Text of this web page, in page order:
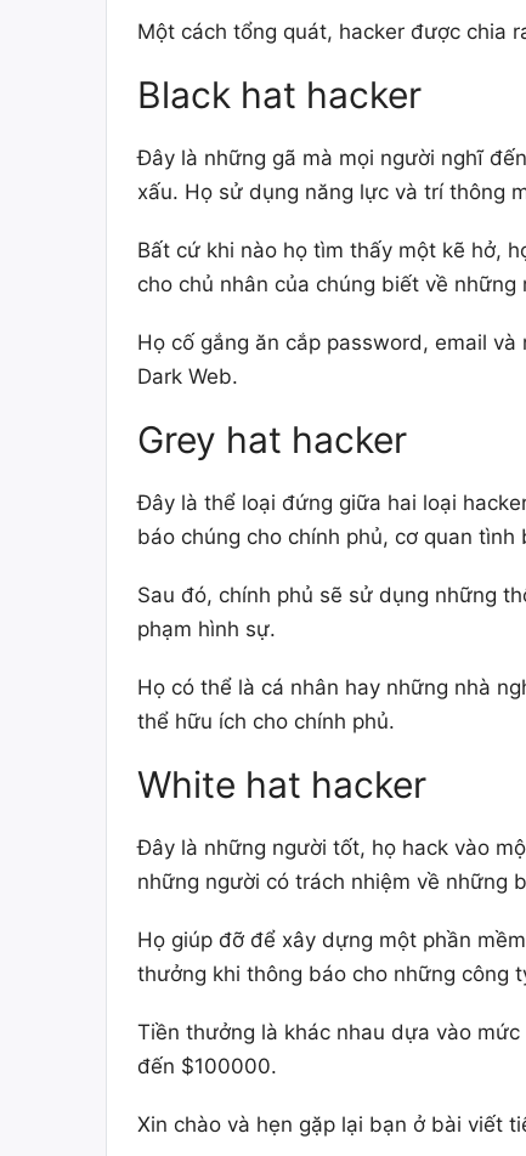
Một cách tổng quát, hacker được chia
Black hat hacker
Đây là những gã mà mọi người nghĩ
xấu. Họ sử dụng năng lực và trí thông
Bất cứ khi nào họ tìm thấy một kẽ hở,
cho chủ nhân của chúng biết về
Họ cố gắng ăn cắp password, email
Dark Web.
Grey hat hacker
Đây là thể loại đứng giữa hai loại
báo chúng cho chính phủ, cơ quan
Sau đó, chính phủ sẽ sử dụng những
phạm hình sự.
Họ có thể là cá nhân hay những nhà
thể hữu ích cho chính phủ.
White hat hacker
Đây là những người tốt, họ hack vào
những người có trách nhiệm về những
Họ giúp đỡ để xây dựng một phần
thưởng khi thông báo cho những công
Tiền thưởng là khác nhau dựa vào
đến $100000.
Xin chào và hẹn gặp lại bạn ở bài viết